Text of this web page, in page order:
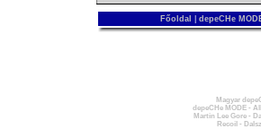
Főoldal depeCHe
Magyar
depeCHe MODE -
Martin Lee Gore -
Recoil -